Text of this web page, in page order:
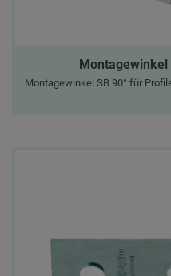
Montagewinkel
Montagewinkel SB 90° für